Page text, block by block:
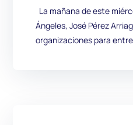
La mañana de este
Ángeles, José Pérez
organizaciones para